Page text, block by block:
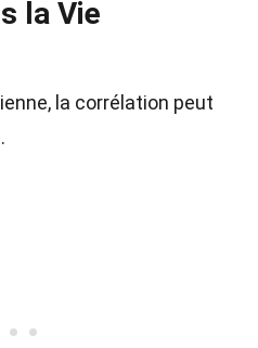
la Vie
la corrélation peut